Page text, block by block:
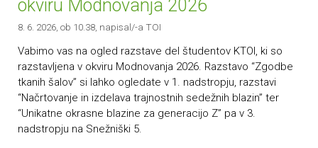
okviru Modnovanja 2026
8. 6. 2026, ob 10.38 , napisal/-a TOI
Vabimo vas na ogled razstave del študentov KTOI, ki so
razstavljena v okviru Modnovanja 2026. Razstavo “Zgodbe
tkanih šalov” si lahko ogledate v 1. nadstropju, razstavi
“Načrtovanje in izdelava trajnostnih sedežnih blazin” ter
“Unikatne okrasne blazine za generacijo Z” pa v 3.
nadstropju na Snežniški 5.